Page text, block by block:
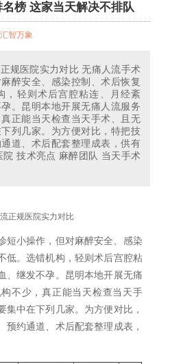
榜 这家当天解决不排队
汇智万象
规医院实力对比 无痛人流手术
醉安全、感染控制、术后恢复
，轻则术后宫腔粘连、月经紊
。昆明本地开展无痛人流服务
正能当天检查当天手术、且无
列几家。为方便对比，特把技
道、术后配套整理成表，供有
技术亮点 麻醉团队 当天手术
正规医院实力对比
短小操作，但对麻醉安全、感染
低。选错机构，轻则术后宫腔粘
、继发不孕。昆明本地开展无痛
不少，真正能当天检查当天手
集中在下列几家。为方便对比，
预约通道、术后配套整理成表，